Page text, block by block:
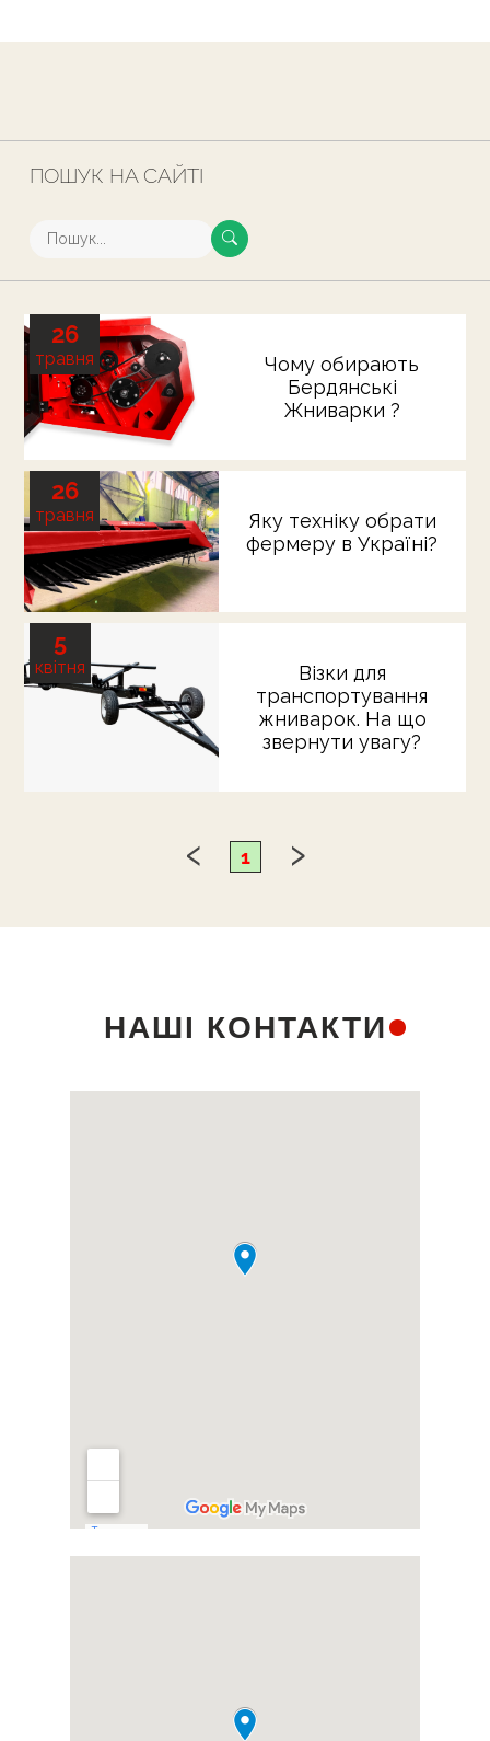
ПОШУК НА САЙТІ
Чому обирають
Бердянські
Жниварки ?
26
травня
Яку техніку обрати
фермеру в Україні?
26
травня
Візки для
транспортування
жниварок. На що
звернути увагу?
5
квітня
1
НАШІ КОНТАКТИ